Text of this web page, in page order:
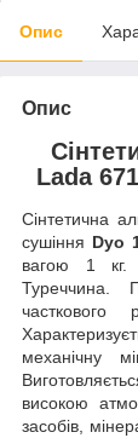
Опис
Опис
Lada
Сінтетична
сушіння Dyo
вагою 1 кг.
Туреччина.
часткового
механічну
високою
засобів,